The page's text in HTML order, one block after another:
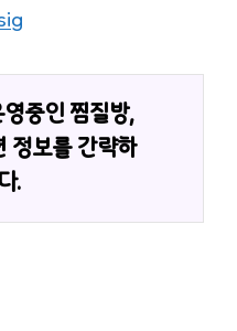
중인 찜질방,
정보를 간략하
.